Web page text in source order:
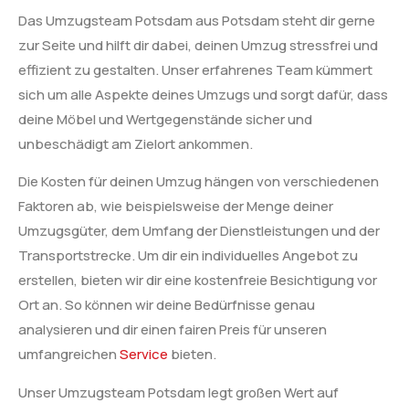
Das Umzugsteam Potsdam aus Potsdam steht dir gerne
zur Seite und hilft dir dabei, deinen Umzug stressfrei und
effizient zu gestalten. Unser erfahrenes Team kümmert
sich um alle Aspekte deines Umzugs und sorgt dafür, dass
deine Möbel und Wertgegenstände sicher und
unbeschädigt am Zielort ankommen.
Die Kosten für deinen Umzug hängen von verschiedenen
Faktoren ab, wie beispielsweise der Menge deiner
Umzugsgüter, dem Umfang der Dienstleistungen und der
Transportstrecke. Um dir ein individuelles Angebot zu
erstellen, bieten wir dir eine kostenfreie Besichtigung vor
Ort an. So können wir deine Bedürfnisse genau
analysieren und dir einen fairen Preis für unseren
umfangreichenService bieten.
Unser Umzugsteam Potsdam legt großen Wert auf